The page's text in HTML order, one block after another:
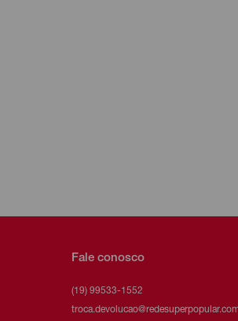
Fale conosco
(19) 99533-1552